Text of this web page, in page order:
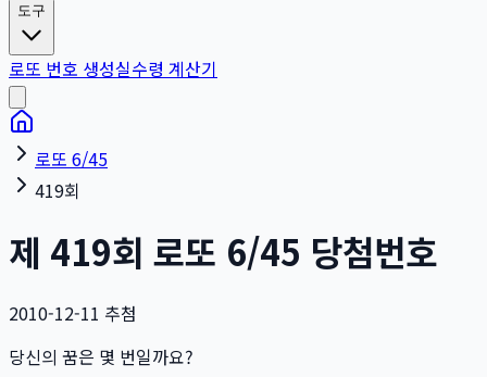
도구
로또 번호 생성실수령 계산기
로또 6/45
419회
제 419회 로또 6/45 당첨번호
2010-12-11 추첨
당신의 꿈은 몇 번일까요?